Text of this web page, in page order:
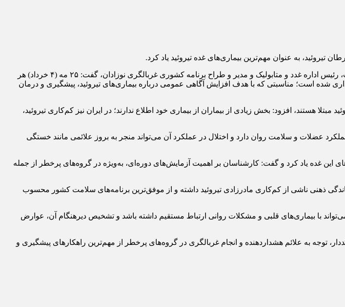
تیروئید، به عنوان مهم‌ترین بیماری‌های غده تیروئید یاد کرد.
به گزارش خبرگزاری مهر به نقل از وبدا، شهین یاراحمدی، دانشیار غدد و متابولیسم وزارت بهداشت، رئیس اداره غدد و متابولیک و مدیر و طراح برنامه کشوری غربالگری نوزادان، گفت: ۲۵ مه (۴ خرداد) هر
شده است؛ مناسبتی که با هدف افزایش آگاهی عمومی درباره بیماری‌های تیروئید، پیشگیری و درمان
در جهان به نوعی از اختلالات تیروئید مبتلا هستند، افزود: بخش زیادی از بیماران از بیماری خود اطلاع ندارند؛ در ایران نیز کم‌کاری تیروئید،
عضلات و سلامت روان دارد و اختلال در عملکرد آن می‌تواند منجر به بروز علائمی مانند خستگی
این غده یاد کرد و گفت: کارشناسان بر اهمیت آزمایش‌های دوره‌ای، به‌ویژه در گروه‌های پرخطر از جمله
ذهنی ناشی از کم‌کاری مادرزادی تیروئید داشته و از موفق‌ترین برنامه‌های سلامت کشور محسوب
با بیماری‌های قلبی و مشکلات روانی ارتباط مستقیم داشته باشد و تشخیص دیرهنگام آن، عوارض
توجه به علائم هشداردهنده و انجام غربالگری در گروه‌های پرخطر از مهم‌ترین راهکارهای پیشگیری و